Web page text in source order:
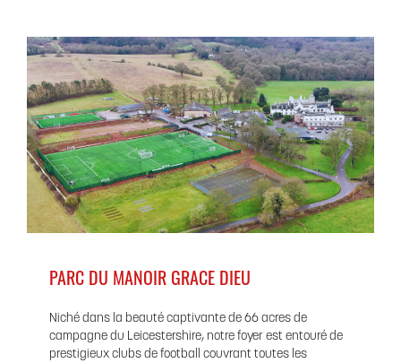
PARC DU MANOIR GRACE DIEU
Niché dans la beauté captivante de 66 acres de
campagne du Leicestershire, notre foyer est entouré de
prestigieux clubs de football couvrant toutes les